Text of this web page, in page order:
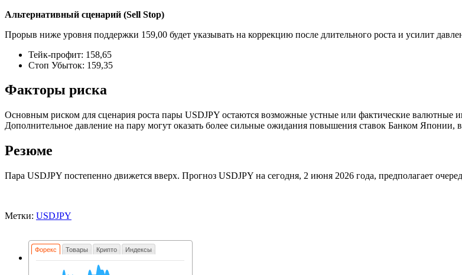
Альтернативный сценарий (Sell Stop)
Прорыв ниже уровня поддержки 159,00 будет указывать на коррекцию после длительного роста и усилит
Тейк-профит: 158,65
Стоп Убыток: 159,35
Факторы риска
Основным риском для сценария роста пары USDJPY остаются возможные устные или фактические валютные
Дополнительное давление на пару могут оказать более сильные ожидания повышения ставок Банком Японии,
Резюме
Пара USDJPY постепенно движется вверх. Прогноз USDJPY на сегодня, 2 июня 2026 года, предполагает
Метки: USDJPY
Форекс Товары Крипто Индексы